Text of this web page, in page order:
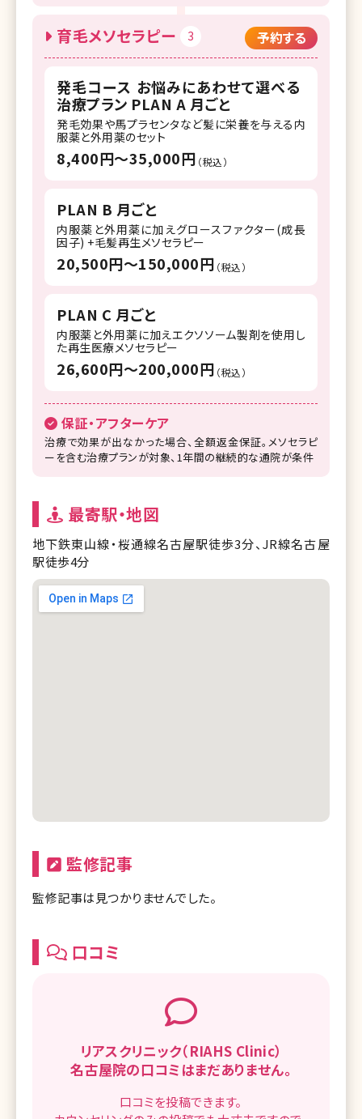
育毛メソセラピー 3 予約する
発毛コース お悩みにあわせて選べる
治療プラン PLAN A 月ごと
発毛効果や馬プラセンタなど髪に栄養を与える内
服薬と外用薬のセット
8,400円〜35,000円 （税込）
PLAN B 月ごと
内服薬と外用薬に加えグロースファクター(成長
因子) +毛髪再生メソセラピー
20,500円〜150,000円 （税込）
PLAN C 月ごと
内服薬と外用薬に加えエクソソーム製剤を使用し
た再生医療メソセラピー
26,600円〜200,000円 （税込）
保証・アフターケア
治療で効果が出なかった場合、全額返金保証。メソセラピ
ーを含む治療プランが対象、1年間の継続的な通院が条件
最寄駅・地図
地下鉄東山線・桜通線名古屋駅徒歩3分、JR線名古屋
駅徒歩4分
監修記事
監修記事は見つかりませんでした。
口コミ
リアスクリニック（RIAHS Clinic）
名古屋院の口コミはまだありません。
口コミを投稿できます。